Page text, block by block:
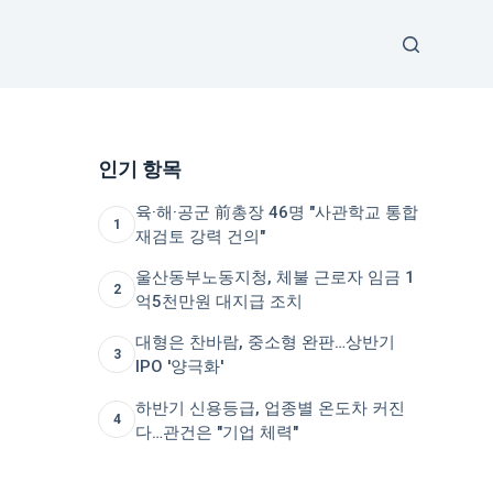
인기 항목
육·해·공군 前총장 46명 "사관학교 통합
재검토 강력 건의"
울산동부노동지청, 체불 근로자 임금 1
억5천만원 대지급 조치
대형은 찬바람, 중소형 완판…상반기
IPO '양극화'
하반기 신용등급, 업종별 온도차 커진
다…관건은 "기업 체력"